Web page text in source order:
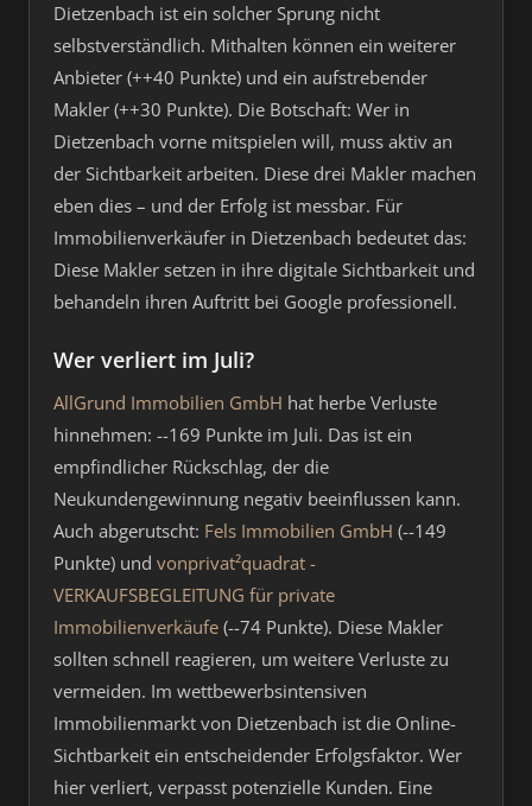
Dietzenbach ist ein solcher Sprung nicht
selbstverständlich. Mithalten können ein weiterer
Anbieter (++40 Punkte) und ein aufstrebender
Makler (++30 Punkte). Die Botschaft: Wer in
Dietzenbach vorne mitspielen will, muss aktiv an
der Sichtbarkeit arbeiten. Diese drei Makler machen
eben dies – und der Erfolg ist messbar. Für
Immobilienverkäufer in Dietzenbach bedeutet das:
Diese Makler setzen in ihre digitale Sichtbarkeit und
behandeln ihren Auftritt bei Google professionell.
Wer verliert im Juli?
AllGrund Immobilien GmbH hat herbe Verluste
hinnehmen: --169 Punkte im Juli. Das ist ein
empfindlicher Rückschlag, der die
Neukundengewinnung negativ beeinflussen kann.
Auch abgerutscht: Fels Immobilien GmbH (--149
Punkte) und vonprivat²quadrat -
VERKAUFSBEGLEITUNG für private
Immobilienverkäufe (--74 Punkte). Diese Makler
sollten schnell reagieren, um weitere Verluste zu
vermeiden. Im wettbewerbsintensiven
Immobilienmarkt von Dietzenbach ist die Online-
Sichtbarkeit ein entscheidender Erfolgsfaktor. Wer
hier verliert, verpasst potenzielle Kunden. Eine